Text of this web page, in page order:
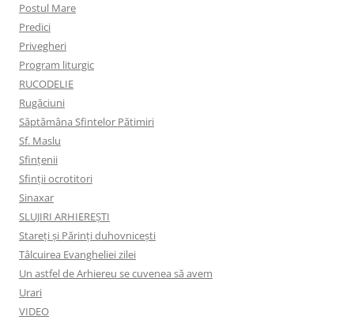
Postul Mare
Predici
Privegheri
Program liturgic
RUCODELIE
Rugăciuni
Săptămâna Sfintelor Pătimiri
Sf. Maslu
Sfințenii
Sfinții ocrotitori
Sinaxar
SLUJIRI ARHIEREȘTI
Stareți și Părinți duhovnicești
Tâlcuirea Evangheliei zilei
Un astfel de Arhiereu se cuvenea să avem
Urari
VIDEO